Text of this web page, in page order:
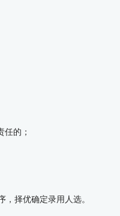
的；
择优确定录用人选。